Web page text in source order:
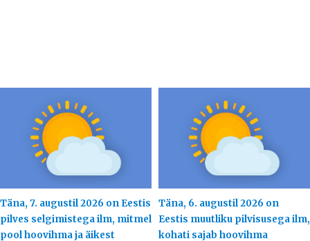
Täna, 7. augustil 2026 on Eestis
pilves selgimistega ilm, mitmel
pool hoovihma ja äikest
Täna, 6. augustil 2026 on
Eestis muutliku pilvisusega ilm,
kohati sajab hoovihma